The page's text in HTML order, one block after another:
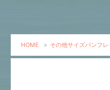
HOME > その他サイズパンフレ